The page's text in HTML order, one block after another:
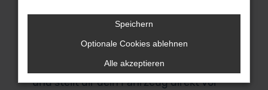
in Zürich zuhause bist und nicht zu uns
nach Garching bei München kommen
möchtest, bist du herzlich willkommen.
Unser Lieferdienst macht es möglich
und stellt dir dein Fahrzeug direkt vor
Speichern
Optionale Cookies ablehnen
Alle akzeptieren